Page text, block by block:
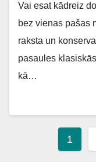
Vai esat kādreiz
bez vienas pašas
raksta un
pasaules
kā…
Ziņu
1